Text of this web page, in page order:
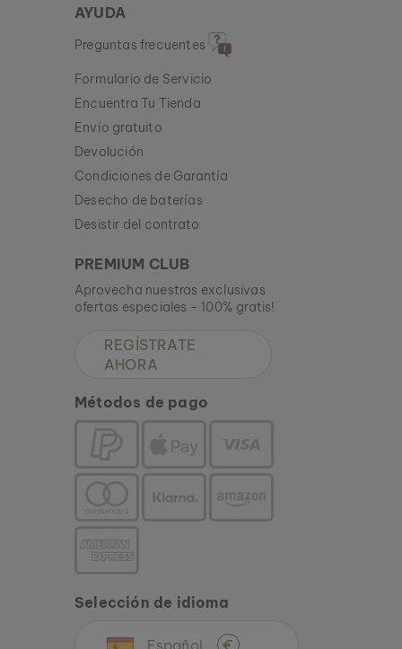
AYUDA
Preguntas frecuentes
Formulario de Servicio
Encuentra Tu Tienda
Envío gratuito
Devolución
Condiciones de Garantía
Desecho de baterías
Desistir del contrato
PREMIUM CLUB
Aprovecha nuestras exclusivas
ofertas especiales - 100% gratis!
REGÍSTRATE
AHORA
Métodos de pago
Selección de idioma